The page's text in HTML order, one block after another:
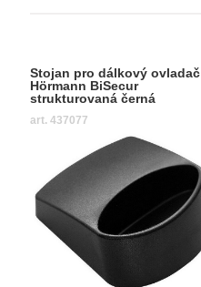
Stojan pro dálkový ovladač
Hörmann BiSecur
strukturovaná černá
art. 437077